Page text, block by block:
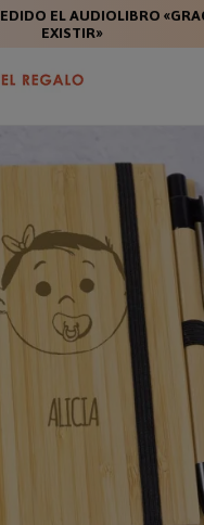
EL AUDIOLIBRO
EXISTIR»